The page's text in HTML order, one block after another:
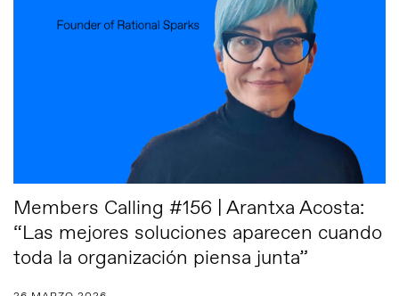
Members Calling #156 | Arantxa Acosta:
“Las mejores soluciones aparecen cuando
toda la organización piensa junta”